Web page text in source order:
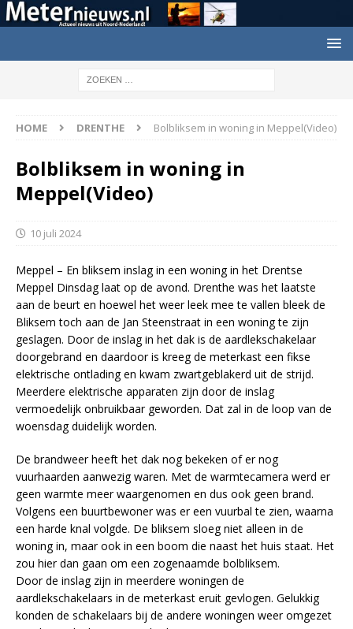
HOME DRENTHE Bolbliksem in woning in Meppel(Video)
Bolbliksem in woning in
Meppel(Video)
10 juli 2024
Meppel – En bliksem inslag in een woning in het Drentse
Meppel Dinsdag laat op de avond. Drenthe was het laatste
aan de beurt en hoewel het weer leek mee te vallen bleek de
Bliksem toch aan de Jan Steenstraat in een woning te zijn
geslagen. Door de inslag in het dak is de aardlekschakelaar
doorgebrand en daardoor is kreeg de meterkast een fikse
elektrische ontlading en kwam zwartgeblakerd uit de strijd.
Meerdere elektrische apparaten zijn door de inslag
vermoedelijk onbruikbaar geworden. Dat zal in de loop van de
woensdag duidelijk worden.
De brandweer heeft het dak nog bekeken of er nog
vuurhaarden aanwezig waren. Met de warmtecamera werd er
geen warmte meer waargenomen en dus ook geen brand.
Volgens een buurtbewoner was er een vuurbal te zien, waarna
een harde knal volgde. De bliksem sloeg niet alleen in de
woning in, maar ook in een boom die naast het huis staat. Het
zou hier dan gaan om een zogenaamde bolbliksem.
Door de inslag zijn in meerdere woningen de
aardlekschakelaars in de meterkast eruit gevlogen. Gelukkig
konden de schakelaars bij de andere woningen weer omgezet